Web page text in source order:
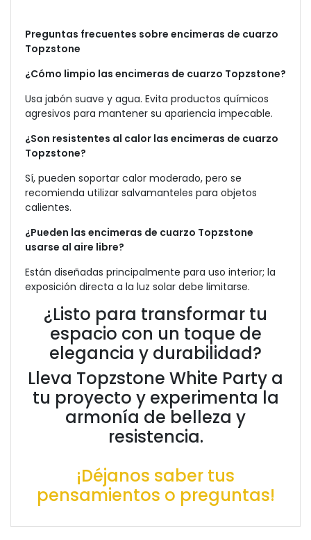
Preguntas frecuentes sobre encimeras de cuarzo
Topzstone
¿Cómo limpio las encimeras de cuarzo Topzstone?
Usa jabón suave y agua. Evita productos químicos
agresivos para mantener su apariencia impecable.
¿Son resistentes al calor las encimeras de cuarzo
Topzstone?
Sí, pueden soportar calor moderado, pero se
recomienda utilizar salvamanteles para objetos
calientes.
¿Pueden las encimeras de cuarzo Topzstone
usarse al aire libre?
Están diseñadas principalmente para uso interior; la
exposición directa a la luz solar debe limitarse.
¿Listo para transformar tu
espacio con un toque de
elegancia y durabilidad?
Lleva Topzstone White Party a
tu proyecto y experimenta la
armonía de belleza y
resistencia.
¡Déjanos saber tus
pensamientos o preguntas!